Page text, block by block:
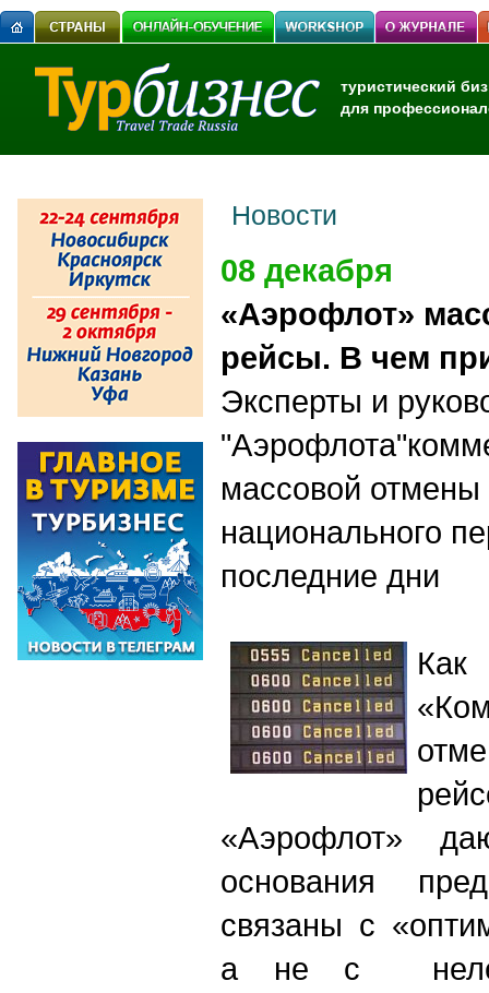
туристический
для
Новости
08 декабря
«Аэрофлот»
рейсы. В чем
Эксперты и
массовой отмены
национального
последние дни
Как
«Аэрофлот»
основания
связаны с
а не с